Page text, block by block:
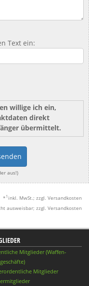
Text ein:
willige ich ein,
direkt
übermittelt.
aus!)
* 1 inkl. MwSt.; zzgl. Versandkosten
ausweisbar; zzgl. Versandkosten
Mitglieder (Waffen-
Mitglieder